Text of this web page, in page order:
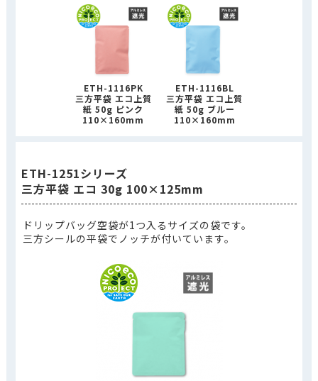
ETH-1116PK
三方平袋 エコ上質
紙 50g ピンク
110×160mm
ETH-1116BL
三方平袋 エコ上質
紙 50g ブルー
110×160mm
ETH-1251シリーズ
三方平袋 エコ 30g 100×125mm
ドリップバッグ空袋が1つ入るサイズの袋です。
三方シールの平袋でノッチが付いています。